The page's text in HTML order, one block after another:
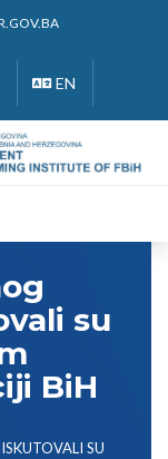
EN
su
BiH
SU